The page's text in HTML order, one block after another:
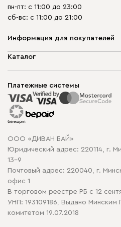
пн-пт: с 11:00 до 23:00
сб-вс: с 11:00 до 21:00
Информация для покупателей
О компании
Способы оплаты
Рассрочка и кредит
Гарантия
Карта сайта
Политика конфиденциальности
Политика в отношении
Каталог
Корпусная мебель
Распродажа мебели
Платежные системы
ООО «ДИВАН БАЙ»
Юридический адрес: 220114, г.
13-9
Почтовый адрес: 220040, г.
офис 1
В торговом реестре РБ с 12
УНП: 193109186, Выдано Минским
комитетом 19.07.2018